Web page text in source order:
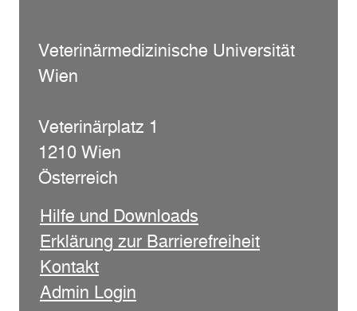
Veterinärmedizinische Universität
Wien
Veterinärplatz 1
1210 Wien
Österreich
Hilfe und Downloads
Erklärung zur Barrierefreiheit
Kontakt
Admin Login